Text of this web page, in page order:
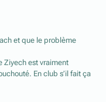
et que le problème
Ziyech est vraiment
En club s’il fait ça